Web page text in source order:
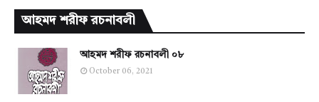
আহমদ শরীফ রচনাবলী
আহমদ শরীফ রচনাবলী ০৮
October 06, 2021